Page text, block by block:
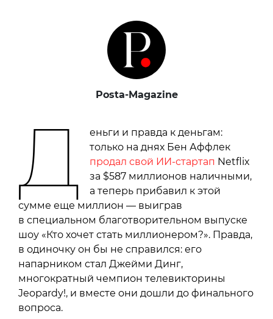
Posta-Magazine
Д
еньги и правда к деньгам:
только на днях Бен Аффлек
продал свой ИИ-стартап Netflix
за $587 миллионов наличными,
а теперь прибавил к этой
сумме еще миллион — выиграв
в специальном благотворительном выпуске
шоу «Кто хочет стать миллионером?». Правда,
в одиночку он бы не справился: его
напарником стал Джейми Динг,
многократный чемпион телевикторины
Jeopardy!, и вместе они дошли до финального
вопроса.